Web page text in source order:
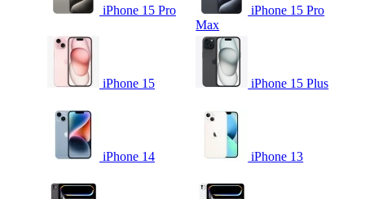
iPhone 15 Pro
iPhone 15 Pro
Max
iPhone 15 iPhone 15 Plus
iPhone 14 iPhone 13